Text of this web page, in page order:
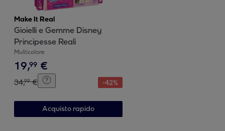
Make It Real
Gioielli e Gemme Disney
Principesse Reali
Multicolore
19,99 €
34,99 € -42%
Acquisto rapido